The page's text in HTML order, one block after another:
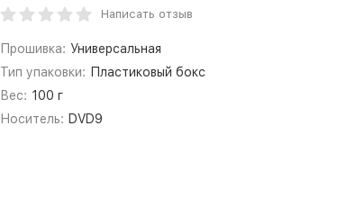
Написать отзыв
Прошивка: Универсальная
Тип упаковки: Пластиковый бокс
Вес: 100 г
Носитель: DVD9